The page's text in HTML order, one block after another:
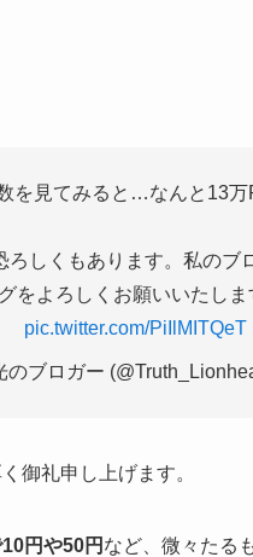
を見てみると…なんと13
しくもあります。私のブ
よろしくお願いいたしま
pic.twitter.com/PiIlMITQeT
ブロガー
御礼申し上げます。
円や50円 など、微々たる